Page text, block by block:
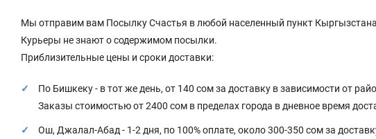
Мы отправим вам Посылку Счастья в любой населенный пункт
Курьеры не знают о содержимом посылки.
Приблизительные цены и сроки доставки:
По Бишкеку - в тот же день, от 140 сом за доставку в зависимости от
Заказы стоимостью от 2400 сом в пределах города в дневное время
Ош, Джалал-Абад - 1-2 дня, по 100% оплате, около 300-350 сом за